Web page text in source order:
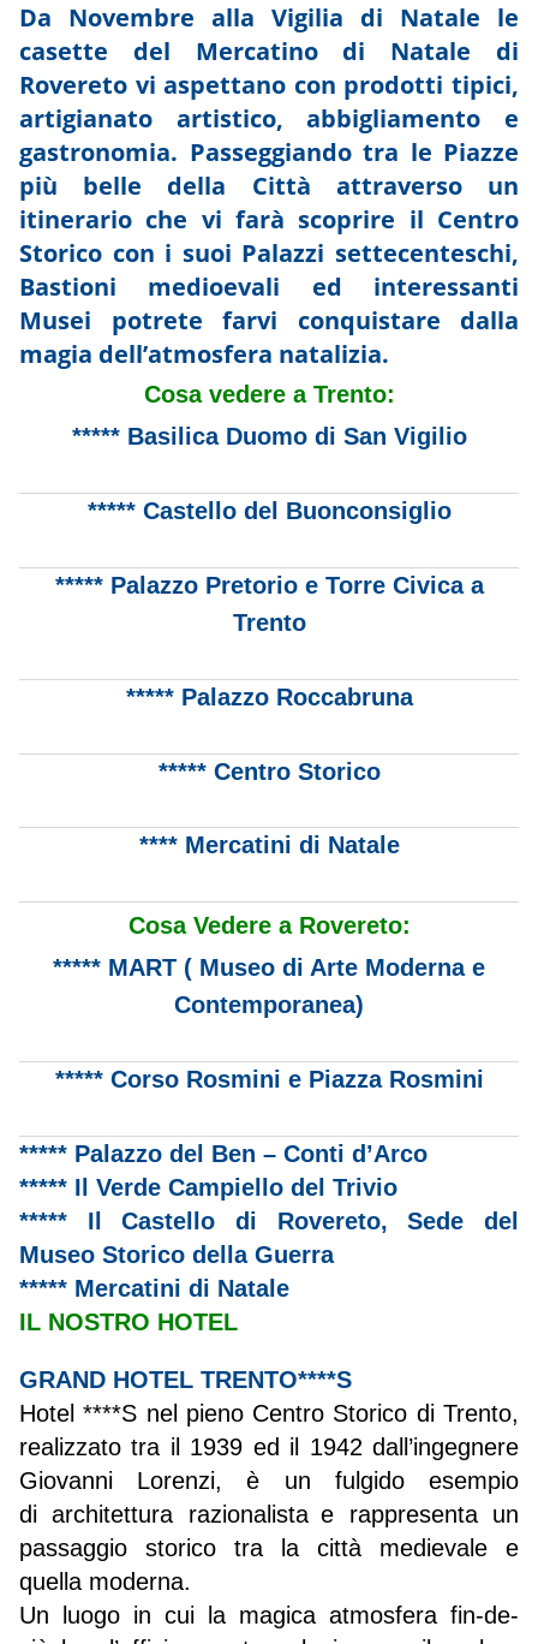
Da Novembre alla Vigilia di Natale le
casette del Mercatino di Natale di
Rovereto vi aspettano con prodotti tipici,
artigianato artistico, abbigliamento e
gastronomia. Passeggiando tra le Piazze
più belle della Città attraverso un
itinerario che vi farà scoprire il Centro
Storico con i suoi Palazzi settecenteschi,
Bastioni medioevali ed interessanti
Musei potrete farvi conquistare dalla
magia dell’atmosfera natalizia.
Cosa vedere a Trento:
***** Basilica Duomo di San Vigilio
***** Castello del Buonconsiglio
***** Palazzo Pretorio e Torre Civica a
Trento
***** Palazzo Roccabruna
***** Centro Storico
**** Mercatini di Natale
Cosa Vedere a Rovereto:
***** MART ( Museo di Arte Moderna e
Contemporanea)
***** Corso Rosmini e Piazza Rosmini
***** Palazzo del Ben – Conti d’Arco
***** Il Verde Campiello del Trivio
***** Il Castello di Rovereto, Sede del
Museo Storico della Guerra
***** Mercatini di Natale
IL NOSTRO HOTEL
GRAND HOTEL TRENTO****S
Hotel ****S nel pieno Centro Storico di Trento,
realizzato tra il 1939 ed il 1942 dall’ingegnere
Giovanni Lorenzi, è un fulgido esempio
di architettura razionalista e rappresenta un
passaggio storico tra la città medievale e
quella moderna.
Un luogo in cui la magica atmosfera fin-de-